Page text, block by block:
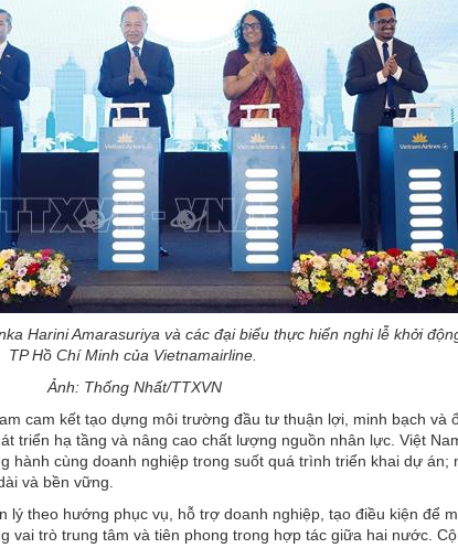
Harini Amarasuriya và các đại biểu thực hiển nghi lễ khởi
TP Hồ Chí Minh của Vietnamairline.
Ảnh: Thống Nhất/TTXVN
cam kết tạo dựng môi trường đầu tư thuận lợi, minh bạch và
triển hạ tầng và nâng cao chất lượng nguồn nhân lực. Việt
hành cùng doanh nghiệp trong suốt quá trình triển khai dự án;
và bền vững.
lý theo hướng phục vụ, hỗ trợ doanh nghiệp, tạo điều kiện để
vai trò trung tâm và tiên phong trong hợp tác giữa hai nước.